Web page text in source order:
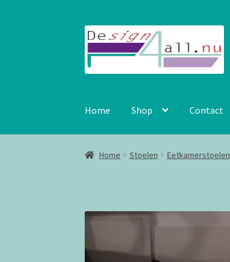
Ga
door
naar
navigatie
Ga
naar
de
inhoud
Home Shop Contact
Home Stoelen Eetkamerstoelen